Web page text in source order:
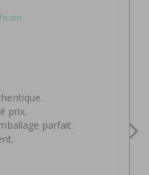
prix.
parfait.